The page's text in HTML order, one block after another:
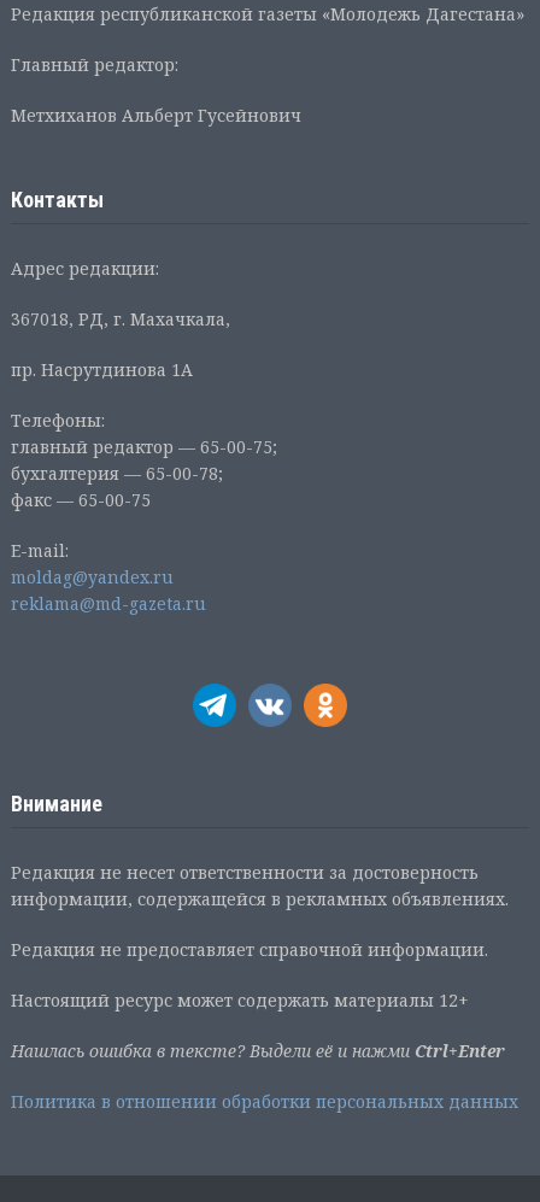
Редакция республиканской газеты «Молодежь Дагестана»
Главный редактор:
Метхиханов Альберт Гусейнович
Контакты
Адрес редакции:
367018, РД, г. Махачкала,
пр. Насрутдинова 1А
Телефоны:
главный редактор — 65-00-75;
бухгалтерия — 65-00-78;
факс — 65-00-75
E-mail:
moldag@yandex.ru
reklama@md-gazeta.ru
Внимание
Редакция не несет ответственности за достоверность
информации, содержащейся в рекламных объявлениях.
Редакция не предоставляет справочной информации.
Настоящий ресурс может содержать материалы 12+
Нашлась ошибка в тексте? Выдели её и нажми Ctrl+Enter
Политика в отношении обработки персональных данных